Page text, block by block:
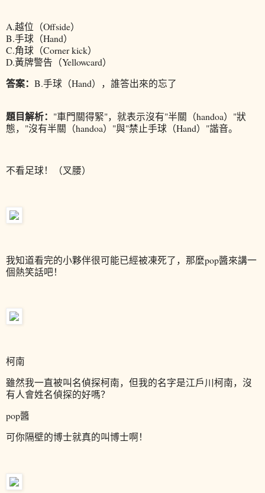
A.越位（Offside）
B.手球（Hand）
C.角球（Corner kick）
D.黃牌警告（Yellowcard）
答案： B.手球（Hand），誰答出來的忘了
題目解析： "車門關得緊"，就表示沒有"半關（handoa）"狀
態，"沒有半關（handoa）"與"禁止手球（Hand）"諧音。
不看足球！（叉腰）
我知道看完的小夥伴很可能已經被凍死了，那麼pop醬來講一
個熱笑話吧！
柯南
雖然我一直被叫名偵探柯南，但我的名字是江戶川柯南，沒
有人會姓名偵探的好嗎？
pop醬
可你隔壁的博士就真的叫博士啊！